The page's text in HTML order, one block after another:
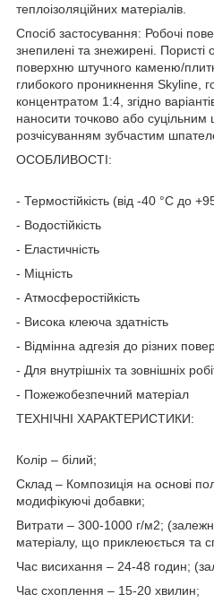
теплоізоляційних матеріалів.
Спосіб застосування: Робочі
знепилені та знежирені. Пористі
поверхню штучного каменю/
глибокого проникнення Skyline,
концентратом 1:4, згідно
наносити точково або
розчісуванням зубчастим
ОСОБЛИВОСТІ:
- Термостійкість (від -40 °С до
- Водостійкість
- Еластичність
- Міцність
- Атмосферостійкість
- Висока клеюча здатність
- Відмінна адгезія до різних
- Для внутрішніх та зовнішніх
- Пожежобезпечний матеріал
ТЕХНІЧНІ ХАРАКТЕРИСТИКИ:
Колір – білий;
Склад – Композиція на основі
модифікуючі добавки;
Витрати – 300-1000 г/м2;
матеріалу, що приклеюється та
Час висихання – 24-48 годин;
Час схоплення – 15-20 хвилин;